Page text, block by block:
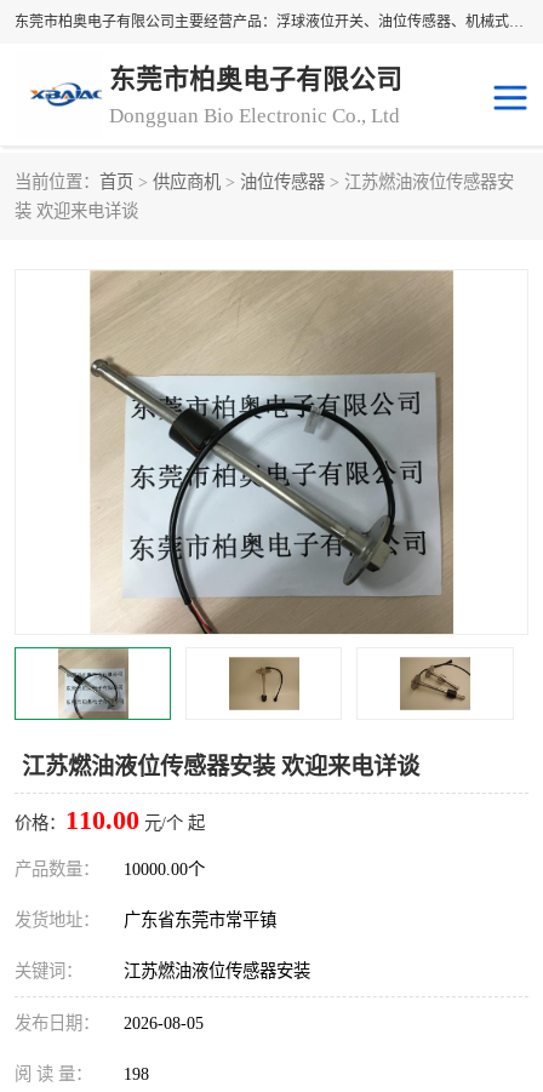
东莞市柏奥电子有限公司主要经营产品：浮球液位开关、油位传感器、机械式油表、浮球液位计、水位控制浮球阀、料位开关，水流开关、油水位控制配套仪表等。柏奥电子，您可信赖的合作伙伴
东莞市柏奥电子有限公司
Dongguan Bio Electronic Co., Ltd
当前位置： 首页 > 供应商机 > 油位传感器 > 江苏燃油液位传感器安
装 欢迎来电详谈
江苏燃油液位传感器安装 欢迎来电详谈
价格： 110.00 元/个 起
产品数量： 10000.00个
发货地址： 广东省东莞市常平镇
关键词： 江苏燃油液位传感器安装
发布日期： 2026-08-05
阅 读 量： 198
浮球液位开关
机械式油表 水流开关
磁性浮球 浮球阀
转速表